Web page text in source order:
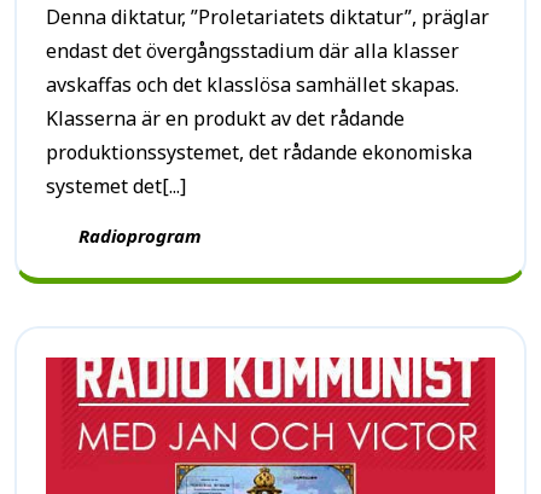
Denna diktatur, ”Proletariatets diktatur”, präglar
endast det övergångsstadium där alla klasser
avskaffas och det klasslösa samhället skapas.
Klasserna är en produkt av det rådande
produktionssystemet, det rådande ekonomiska
systemet det[...]
Radioprogram